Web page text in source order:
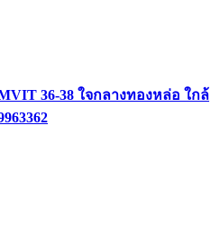
36-38 ใจกลางทองหล่อ ใกล้